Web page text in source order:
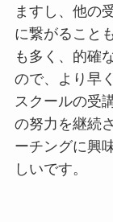
ますし、他の
に繋がること
も多く、的確
ので、より早
スクールの受
の努力を継続
ーチングに興
しいです。